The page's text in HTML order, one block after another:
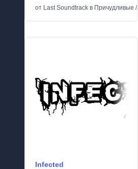
от Last Soundtrack в Причудливые /
Infected